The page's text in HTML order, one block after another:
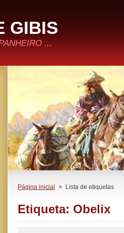
GIBIS
...
Página inicial > Lista de etiquetas
Etiqueta: Obelix